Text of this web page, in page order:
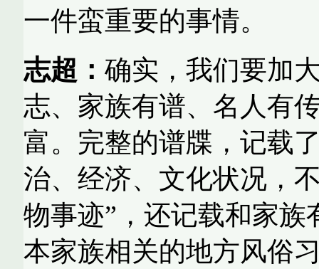
一件蛮重要的事情。
志超： 确实，我们要加
志、家族有谱、名人有
富。完整的谱牒，记载
治、经济、文化状况，
物事迹”，还记载和家
本家族相关的地方风俗